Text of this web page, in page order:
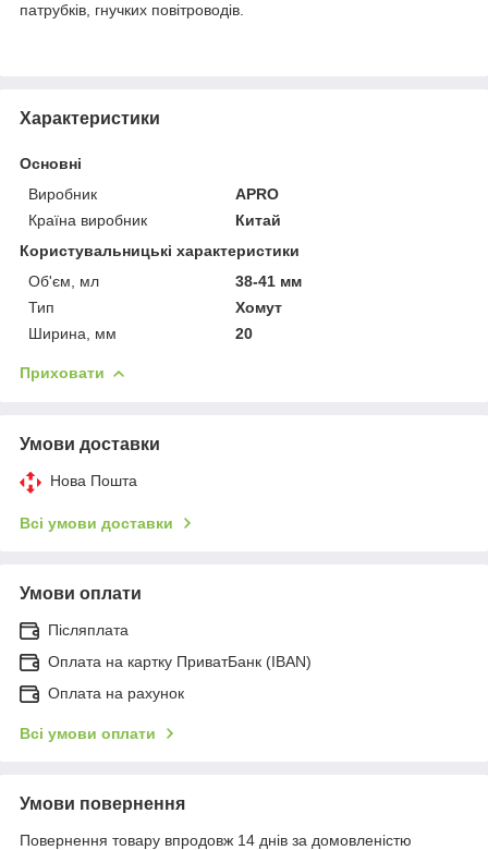
патрубків, гнучких повітроводів.
Характеристики
Основні
Виробник
APRO
Країна виробник
Китай
Користувальницькі характеристики
Об'єм, мл
38-41 мм
Тип
Хомут
Ширина, мм
20
Приховати
Умови доставки
Нова Пошта
Всі умови доставки
Умови оплати
Післяплата
Оплата на картку ПриватБанк (IBAN)
Оплата на рахунок
Всі умови оплати
Умови повернення
Повернення товару впродовж 14 днів за домовленістю